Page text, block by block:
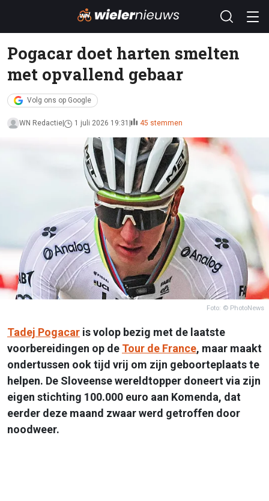
Pogacar doet harten smelten
met opvallend gebaar
Volg ons op Google
WN Redactie 1 juli 2026 19:31 45 stemmen
Foto: © PhotoNews
Tadej Pogacar is volop bezig met de laatste
voorbereidingen op de Tour de France, maar maakt
ondertussen ook tijd vrij om zijn geboorteplaats te
helpen. De Sloveense wereldtopper doneert via zijn
eigen stichting 100.000 euro aan Komenda, dat
eerder deze maand zwaar werd getroffen door
noodweer.